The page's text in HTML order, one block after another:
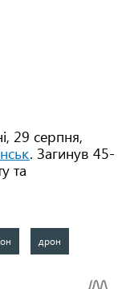
29 серпня,
. Загинув 45-
та
дрон